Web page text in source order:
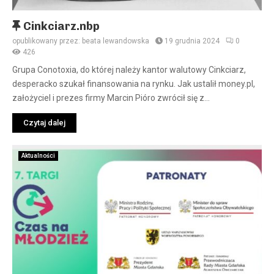
W
y
r
ó
ż
n
o
n
e
Cinkciarz.nbp
opublikowany przez: beata lewandowska 19 grudnia 2024
0
426
Grupa Conotoxia, do której należy kantor walutowy Cinkciarz,
desperacko szukał finansowania na rynku. Jak ustalił money.pl,
założyciel i prezes firmy Marcin Pióro zwrócił się z...
Czytaj dalej
Aktualności